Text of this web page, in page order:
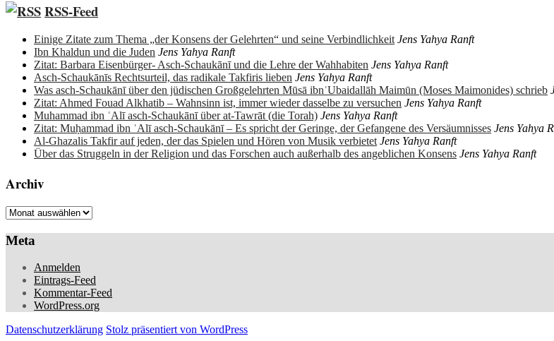
RSS-Feed
Einige Zitate zum Thema „der Konsens der Gelehrten“ und seine Verbindlichkeit Jens Yahya Ranft
Ibn Khaldun und die Juden Jens Yahya Ranft
Zitat: Barbara Eisenbürger- Asch-Schaukānī und die Lehre der Wahhabiten Jens Yahya Ranft
Asch-Schaukānīs Rechtsurteil, das radikale Takfiris lieben Jens Yahya Ranft
Was asch-Schaukānī über den jüdischen Großgelehrten Mūsā ibnʿUbaidallāh Maimūn (Moses Maimonides) schrieb
Zitat: Ahmed Fouad Alkhatib – Wahnsinn ist, immer wieder dasselbe zu versuchen Jens Yahya Ranft
Muhammad ibn ʿAlī asch-Schaukānī über at-Tawrāt (die Torah) Jens Yahya Ranft
Zitat: Muḥammad ibn ʿAlī asch-Schaukānī – Es spricht der Geringe, der Gefangene des Versäumnisses Jens Yahya
Al-Ghazalis Takfir auf jeden, der das Spielen und Hören von Musik verbietet Jens Yahya Ranft
Über das Struggeln in der Religion und das Forschen auch außerhalb des angeblichen Konsens Jens Yahya Ranft
Archiv
Archiv
Meta
Anmelden
Eintrags-Feed
Kommentar-Feed
WordPress.org
Datenschutzerklärung Stolz präsentiert von WordPress